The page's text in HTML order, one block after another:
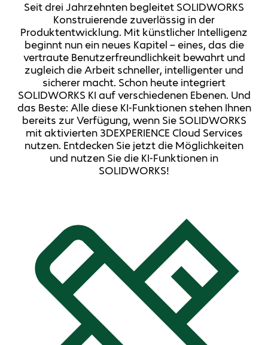
Seit drei Jahrzehnten begleitet SOLIDWORKS
Konstruierende zuverlässig in der
Produktentwicklung. Mit künstlicher Intelligenz
beginnt nun ein neues Kapitel – eines, das die
vertraute Benutzerfreundlichkeit bewahrt und
zugleich die Arbeit schneller, intelligenter und
sicherer macht. Schon heute integriert
SOLIDWORKS KI auf verschiedenen Ebenen. Und
das Beste: Alle diese KI-Funktionen stehen Ihnen
bereits zur Verfügung, wenn Sie SOLIDWORKS
mit aktivierten 3DEXPERIENCE Cloud Services
nutzen. Entdecken Sie jetzt die Möglichkeiten
und nutzen Sie die KI-Funktionen in
SOLIDWORKS!